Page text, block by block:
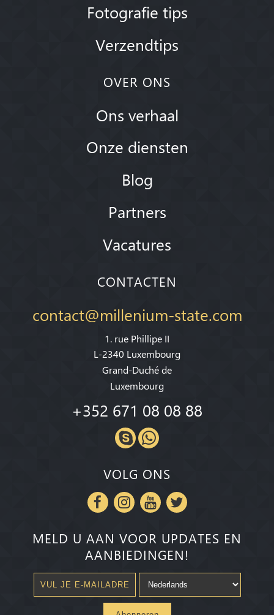
Fotografie tips
Verzendtips
OVER ONS
Ons verhaal
Onze diensten
Blog
Partners
Vacatures
CONTACTEN
contact@millenium-state.com
1. rue Phillipe II
L-2340 Luxembourg
Grand-Duché de
Luxembourg
+352 671 08 08 88
VOLG ONS
MELD U AAN VOOR UPDATES EN
AANBIEDINGEN!